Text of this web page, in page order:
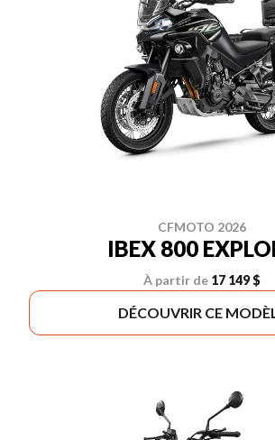
CFMOTO 2026
IBEX 800
À partir de 17 149 $
DÉCOUVRIR CE